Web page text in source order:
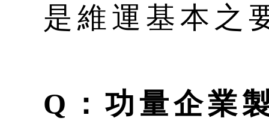
是維運基本之
Q：功量企業